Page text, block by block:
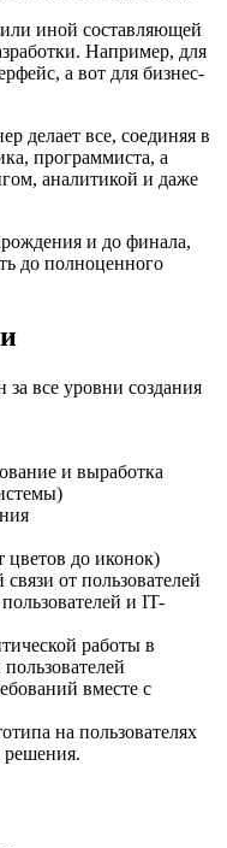
иной составляющей
Например, для
а вот для бизнес-
делает все, соединяя в
программиста, а
аналитикой и даже
и до финала,
до полноценного
все уровни создания
и выработка
цветов до иконок)
от пользователей
и IT-
работы в
вместе с
на пользователях
решения.